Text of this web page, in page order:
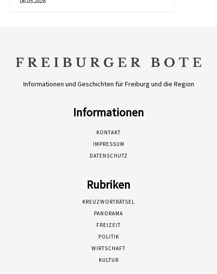
Informationen und Geschichten für Freiburg und die Region
Informationen
KONTAKT
IMPRESSUM
DATENSCHUTZ
Rubriken
KREUZWORTRÄTSEL
PANORAMA
FREIZEIT
POLITIK
WIRTSCHAFT
KULTUR